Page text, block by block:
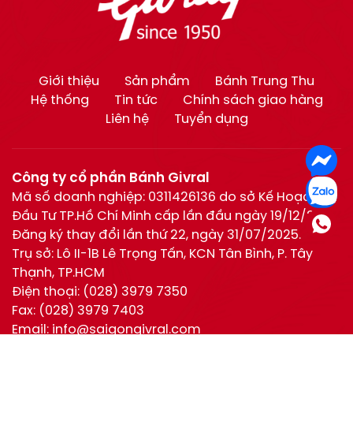
Giới thiệu Sản phẩm
Bánh Trung Thu
Hệ thống
Tin tức
Chính sách giao hàng
Liên hệ
Tuyển dụng
Công ty cổ phần Bánh Givral
Mã số doanh nghiệp: 0311426136 do sở Kế Hoạch và
Đầu Tư TP.Hồ Chí Minh cấp lần đầu ngày 19/12/2011.
Đăng ký thay đổi lần thứ 22, ngày 31/07/2025.
Trụ sở: Lô II-1B Lê Trọng Tấn, KCN Tân Bình, P. Tây
Thạnh, TP.HCM
Điện thoại: (028) 3979 7350
Fax: (028) 3979 7403
Email: info@saigongivral.com